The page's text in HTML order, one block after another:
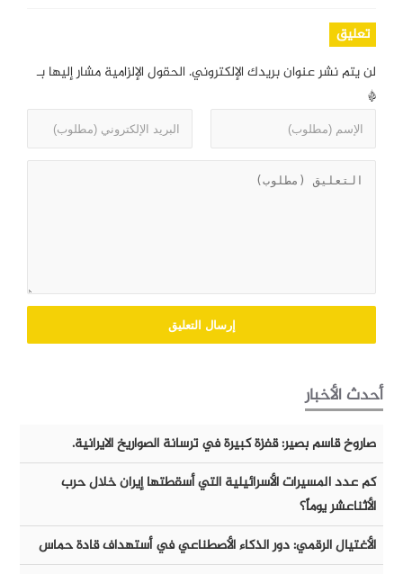
تعليق
لن يتم نشر عنوان بريدك الإلكتروني. الحقول الإلزامية مشار إليها بـ
*
أحدث الأخبار
صاروخ قاسم بصير: قفزة كبيرة في ترسانة الصواريخ الايرانية.
كم عدد المسيرات الأسرائيلية التي أسقطتها إيران خلال حرب
الأثناعشر يوماً؟
الأغتيال الرقمي: دور الذكاء الأصطناعي في أستهداف قادة حماس